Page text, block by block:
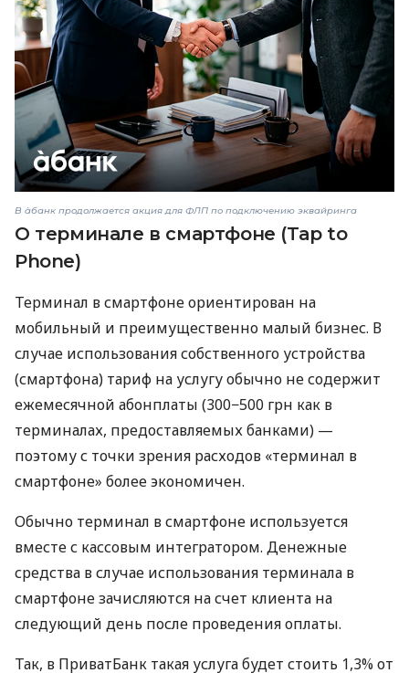
В àбанк продолжается акция для ФЛП по подключению эквайринга
О терминале в смартфоне (Tap to
Phone)
Терминал в смартфоне ориентирован на
мобильный и преимущественно малый бизнес. В
случае использования собственного устройства
(смартфона) тариф на услугу обычно не содержит
ежемесячной абонплаты (300−500 грн как в
терминалах, предоставляемых банками) —
поэтому с точки зрения расходов «терминал в
смартфоне» более экономичен.
Обычно терминал в смартфоне используется
вместе с кассовым интегратором. Денежные
средства в случае использования терминала в
смартфоне зачисляются на счет клиента на
следующий день после проведения оплаты.
Так, в ПриватБанк такая услуга будет стоить 1,3% от